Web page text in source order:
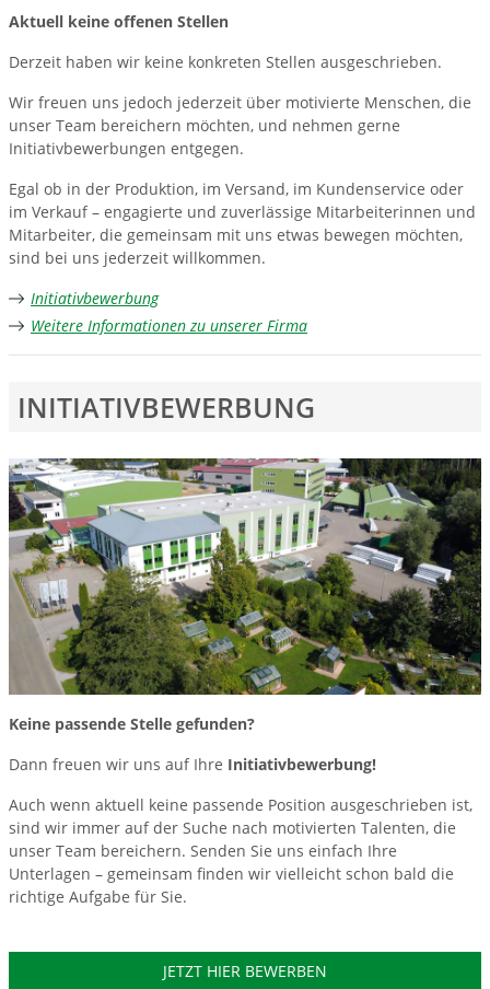
Aktuell keine offenen Stellen
Derzeit haben wir keine konkreten Stellen ausgeschrieben.
Wir freuen uns jedoch jederzeit über motivierte Menschen, die
unser Team bereichern möchten, und nehmen gerne
Initiativbewerbungen entgegen.
Egal ob in der Produktion, im Versand, im Kundenservice oder
im Verkauf – engagierte und zuverlässige Mitarbeiterinnen und
Mitarbeiter, die gemeinsam mit uns etwas bewegen möchten,
sind bei uns jederzeit willkommen.
Initiativbewerbung
Weitere Informationen zu unserer Firma
INITIATIVBEWERBUNG
Keine passende Stelle gefunden?
Dann freuen wir uns auf Ihre Initiativbewerbung!
Auch wenn aktuell keine passende Position ausgeschrieben ist,
sind wir immer auf der Suche nach motivierten Talenten, die
unser Team bereichern. Senden Sie uns einfach Ihre
Unterlagen – gemeinsam finden wir vielleicht schon bald die
richtige Aufgabe für Sie.
JETZT HIER BEWERBEN